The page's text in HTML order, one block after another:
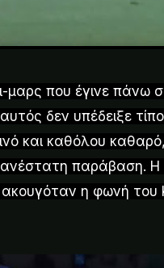
μαρς που έγινε
δεν υπέδειξε
και καθόλου
παράβαση.
ακουγόταν η φωνή